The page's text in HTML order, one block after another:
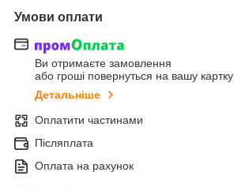
Умови оплати
Ви отримаєте замовлення
або гроші повернуться на вашу картку
Детальніше
Оплатити частинами
Післяплата
Оплата на рахунок